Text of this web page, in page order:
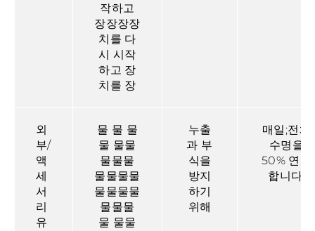
작하고
장장장장
치를 다
시 시작
하고 장
치를 장
외
부/
액
세
서
리
유
물 물 물
물 물물
물물물
물물물물
물물물물
물물물
물 물물
누출
과 부
식을
방지
하기
위해
매일;전체
수명을
50% 연장
합니다.